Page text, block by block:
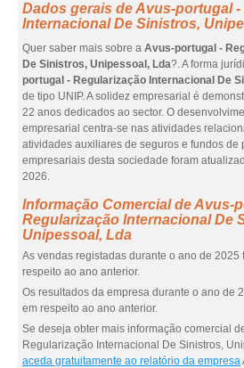
Dados gerais de Avus-portugal
Internacional De Sinistros,
Quer saber mais sobre a Avus-portugal -
De Sinistros, Unipessoal, Lda?. A forma
portugal - Regularização Internacional De
de tipo UNIP. A solidez empresarial é
22 anos dedicados ao sector. O
empresarial centra-se nas atividades
atividades auxiliares de seguros e fundos de
empresariais desta sociedade foram
2026.
Informação Comercial de Avus-
Regularização Internacional De
Unipessoal, Lda
As vendas registadas durante o ano de 2025
respeito ao ano anterior.
Os resultados da empresa durante o ano de
em respeito ao ano anterior.
Se deseja obter mais informação comercial
Regularização Internacional De Sinistros,
aceda gratuitamente ao relatório da empresa